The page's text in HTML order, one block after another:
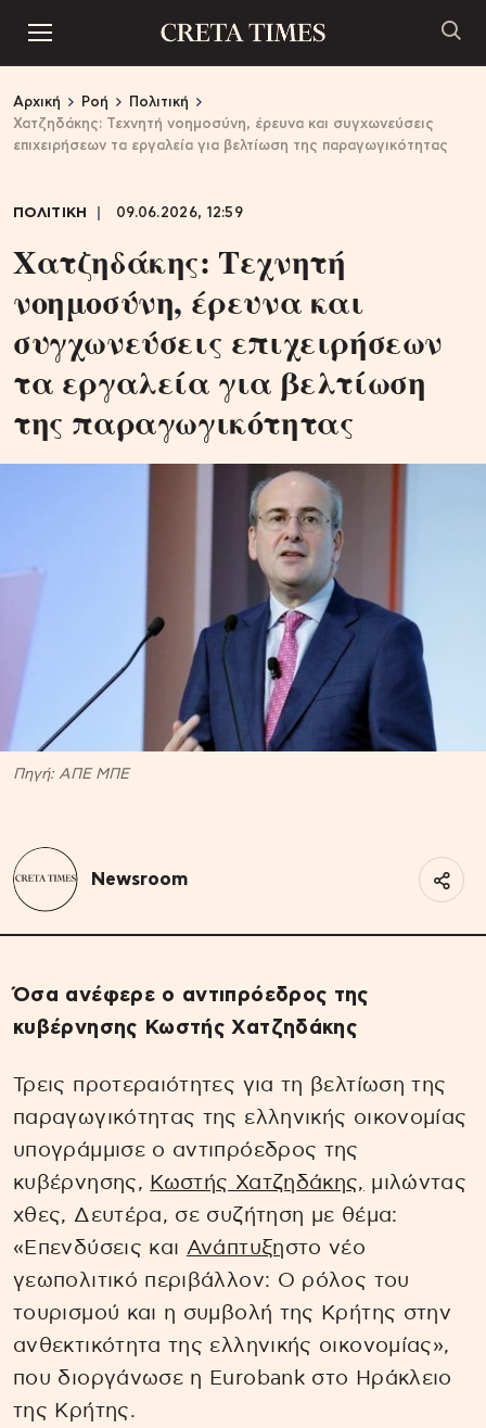
Αρχική Ροή
Πολιτική
Χατζηδάκης: Τεχνητή νοημοσύνη, έρευνα και συγχωνεύσεις
επιχειρήσεων τα εργαλεία για βελτίωση της παραγωγικότητας
ΠΟΛΙΤΙΚΗ 09.06.2026, 12:59
Χατζηδάκης: Τεχνητή
νοημοσύνη, έρευνα και
συγχωνεύσεις επιχειρήσεων
τα εργαλεία για βελτίωση
της παραγωγικότητας
Πηγή: ΑΠΕ ΜΠΕ
Newsroom
Όσα ανέφερε ο αντιπρόεδρος της
κυβέρνησης Κωστής Χατζηδάκης
Τρεις προτεραιότητες για τη βελτίωση της
παραγωγικότητας της ελληνικής οικονομίας
υπογράμμισε ο αντιπρόεδρος της
κυβέρνησης, Κωστής Χατζηδάκης, μιλώντας
χθες, Δευτέρα, σε συζήτηση με θέμα:
«Επενδύσεις και Ανάπτυξηστο νέο
γεωπολιτικό περιβάλλον: Ο ρόλος του
τουρισμού και η συμβολή της Κρήτης στην
ανθεκτικότητα της ελληνικής οικονομίας»,
που διοργάνωσε η Eurobank στο Ηράκλειο
της Κρήτης.